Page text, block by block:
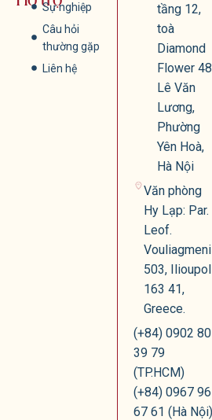
Sự nghiệp
Câu hỏi
thường gặp
Liên hệ
tầng 12,
toà
Diamond
Flower 48
Lê Văn
Lương,
Phường
Yên Hoà,
Hà Nội
Văn phòng
Hy Lạp: Par.
Leof.
503,
163 41,
Greece.
(+84) 0902 80
39 79
(TP.HCM)
(+84) 0967 96
67 61 (Hà Nội)